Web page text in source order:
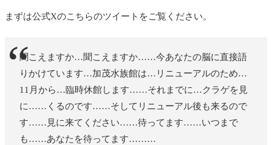
まずは公式Xのこちらのツイートをご覧ください。
聞こえますか…聞こえますか……今あなたの脳に直接語
りかけています…加茂水族館は…リニューアルのため…
11月から…臨時休館します……それまでに…クラゲを見
に……くるのです……そしてリニューアル後も来るので
す……見に来てください……待ってます……いつまで
も……あなたを待ってます………